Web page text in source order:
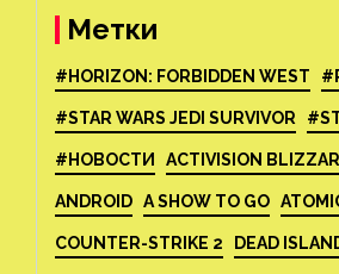
Метки
#HORIZON: FORBIDDEN WEST
#STAR WARS JEDI SURVIVOR
#НОВОСТИ ACTIVISION
ANDROID A SHOW TO GO
COUNTER-STRIKE 2 DEAD